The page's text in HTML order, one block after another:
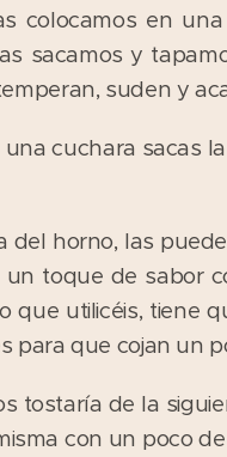
colocamos en
sacamos y
suden y
cuchara sacas
del horno, las
toque de sabor
que utilicéis, tiene
para que cojan un
tostaría de la
con un poco